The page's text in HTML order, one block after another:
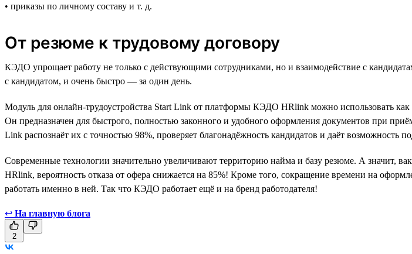
• приказы по личному составу и т. д.
От резюме к трудовому договору
КЭДО упрощает работу не только с действующими сотрудниками, но и взаимодействие с
с кандидатом, и очень быстро — за один день.
Модуль для онлайн-трудоустройства Start Link от платформы КЭДО HRlink можно использовать
Он предназначен для быстрого, полностью законного и удобного оформления документов при
Link распознаёт их с точностью 98%, проверяет благонадёжность кандидатов и даёт возможность
Современные технологии значительно увеличивают территорию найма и базу резюме. А значит,
HRlink, вероятность отказа от офера снижается на 85%! Кроме того, сокращение времени на
работать именно в ней. Так что КЭДО работает ещё и на бренд работодателя!
↩ На главную блога
2